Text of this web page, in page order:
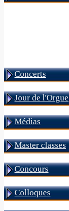
Concerts
Jour de l'Orgue
Médias
Master classes
Concours
Colloques